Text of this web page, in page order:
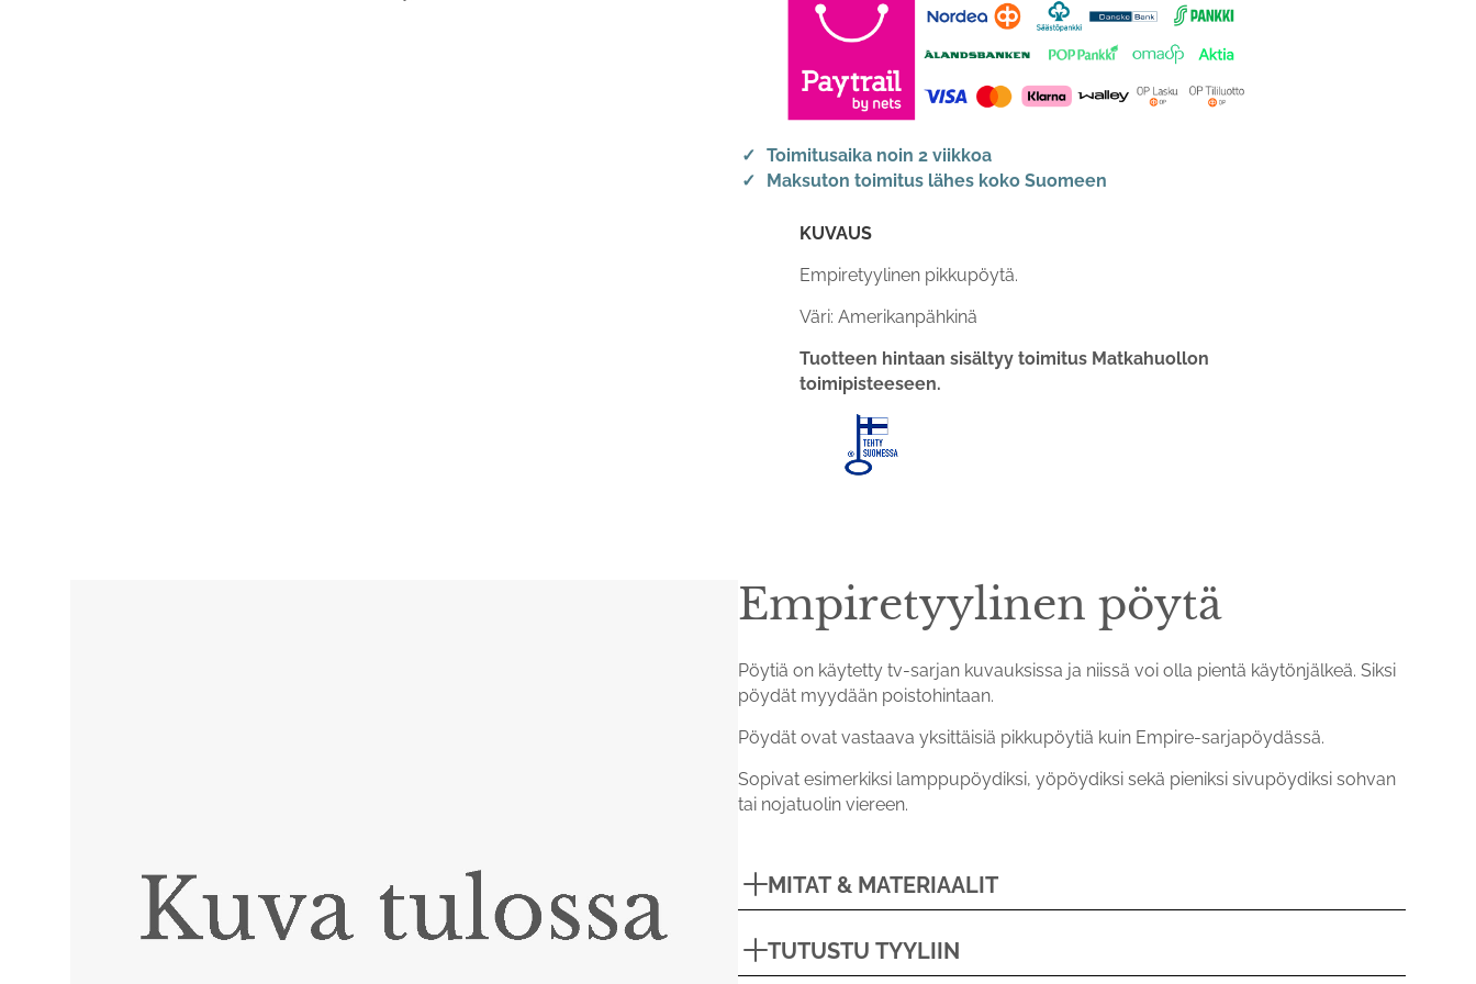
Toimitusaika noin 2 viikkoa
Maksuton toimitus lähes koko Suomeen
KUVAUS
Empiretyylinen pikkupöytä.
Väri: Amerikanpähkinä
Tuotteen hintaan sisältyy toimitus Matkahuollon
toimipisteeseen.
Empiretyylinen pöytä
Pöytiä on käytetty tv-sarjan kuvauksissa ja niissä voi olla pientä käytönjälkeä. Siksi
pöydät myydään poistohintaan.
Pöydät ovat vastaava yksittäisiä pikkupöytiä kuin Empire-sarjapöydässä.
Sopivat esimerkiksi lamppupöydiksi, yöpöydiksi sekä pieniksi sivupöydiksi sohvan
tai nojatuolin viereen.
MITAT & MATERIAALIT
MitatTUTUSTU TYYLIIN